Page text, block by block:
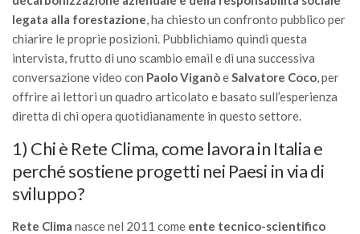
News
Post Recenti
Ricevi la SISEF Newsletter
Avvisi
Call for Papers
Call for Proposals
legata alla forestazione, ha chiesto un confronto pubblico per
chiarire le proprie posizioni. Pubblichiamo quindi questa
intervista, frutto di uno scambio email e di una successiva
conversazione video con Paolo ViganòeSalvatore Coco, per
offrire ai lettori un quadro articolato e basato sull’esperienza
diretta di chi opera quotidianamente in questo settore.
1) Chi è Rete Clima, come lavora in Italia e
perché sostiene progetti nei Paesi in via di
sviluppo?
Rete Clima nasce nel 2011 come ente tecnico-scientifico